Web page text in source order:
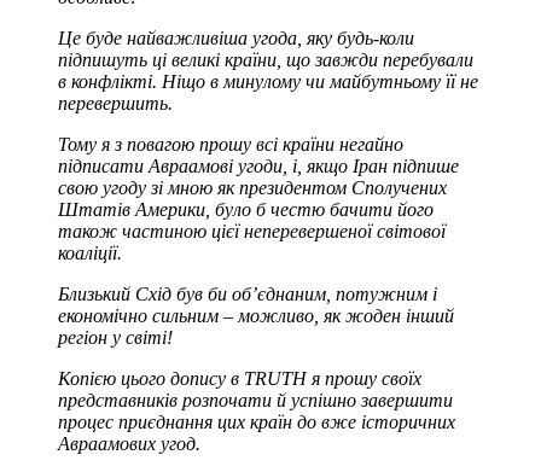
Це буде найважливіша угода, яку будь-коли
підпишуть ці великі країни, що завжди перебували
в конфлікті. Ніщо в минулому чи майбутньому її не
перевершить.
Тому я з повагою прошу всі країни негайно
підписати Авраамові угоди, і, якщо Іран підпише
свою угоду зі мною як президентом Сполучених
Штатів Америки, було б честю бачити його
також частиною цієї неперевершеної світової
коаліції.
Близький Схід був би об’єднаним, потужним і
економічно сильним – можливо, як жоден інший
регіон у світі!
Копією цього допису в TRUTH я прошу своїх
представників розпочати й успішно завершити
процес приєднання цих країн до вже історичних
Авраамових угод.